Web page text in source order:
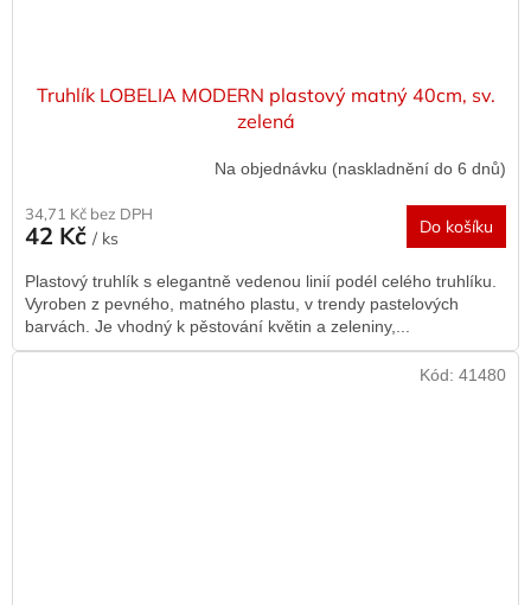
Truhlík LOBELIA MODERN plastový matný 40cm, sv.
zelená
Na objednávku (naskladnění do 6 dnů)
34,71 Kč bez DPH
42 Kč / ks
Do košíku
Plastový truhlík s elegantně vedenou linií podél celého truhlíku.
Vyroben z pevného, matného plastu, v trendy pastelových
barvách. Je vhodný k pěstování květin a zeleniny,...
Kód: 41480